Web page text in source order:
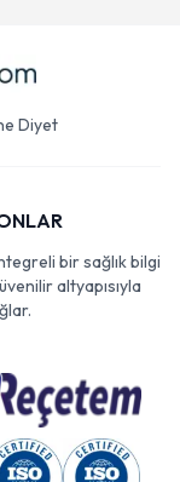
Diyet
bir sağlık bilgi
altyapısıyla